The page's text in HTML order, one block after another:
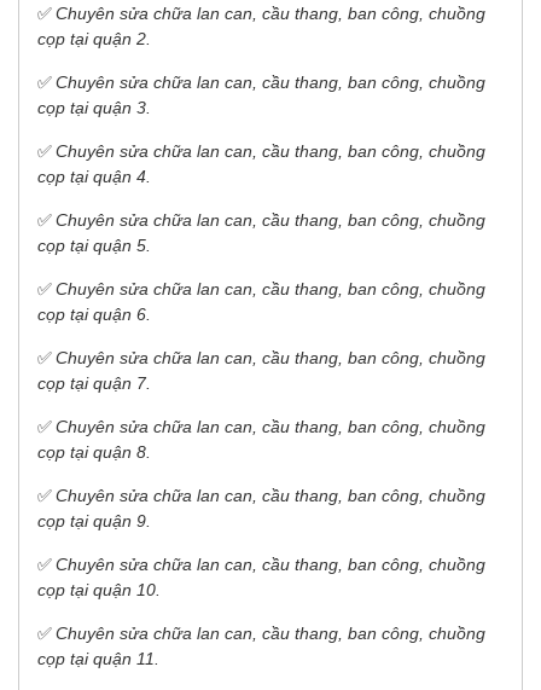
✅Chuyên sửa chữa lan can, cầu thang, ban công, chuồng
cọp tại quận 2.
✅Chuyên sửa chữa lan can, cầu thang, ban công, chuồng
cọp tại quận 3.
✅Chuyên sửa chữa lan can, cầu thang, ban công, chuồng
cọp tại quận 4.
✅Chuyên sửa chữa lan can, cầu thang, ban công, chuồng
cọp tại quận 5.
✅Chuyên sửa chữa lan can, cầu thang, ban công, chuồng
cọp tại quận 6.
✅Chuyên sửa chữa lan can, cầu thang, ban công, chuồng
cọp tại quận 7.
✅Chuyên sửa chữa lan can, cầu thang, ban công, chuồng
cọp tại quận 8.
✅Chuyên sửa chữa lan can, cầu thang, ban công, chuồng
cọp tại quận 9.
✅Chuyên sửa chữa lan can, cầu thang, ban công, chuồng
cọp tại quận 10.
✅Chuyên sửa chữa lan can, cầu thang, ban công, chuồng
cọp tại quận 11.